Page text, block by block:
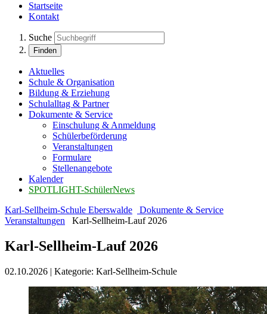
Startseite
Kontakt
Suche
Finden
Aktuelles
Schule & Organisation
Bildung & Erziehung
Schulalltag & Partner
Dokumente & Service
Einschulung & Anmeldung
Schülerbeförderung
Veranstaltungen
Formulare
Stellenangebote
Kalender
SPOTLIGHT-SchülerNews
Karl-Sellheim-Schule Eberswalde
Dokumente & Service
Veranstaltungen
Karl-Sellheim-Lauf 2026
Karl-Sellheim-Lauf 2026
02.10.2026 | Kategorie: Karl-Sellheim-Schule